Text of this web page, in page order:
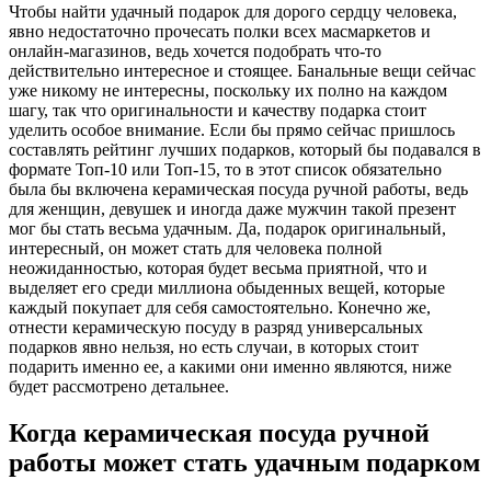
Чтобы найти удачный подарок для дорого сердцу человека,
явно недостаточно прочесать полки всех масмаркетов и
онлайн-магазинов, ведь хочется подобрать что-то
действительно интересное и стоящее. Банальные вещи сейчас
уже никому не интересны, поскольку их полно на каждом
шагу, так что оригинальности и качеству подарка стоит
уделить особое внимание. Если бы прямо сейчас пришлось
составлять рейтинг лучших подарков, который бы подавался в
формате Топ-10 или Топ-15, то в этот список обязательно
была бы включена керамическая посуда ручной работы, ведь
для женщин, девушек и иногда даже мужчин такой презент
мог бы стать весьма удачным. Да, подарок оригинальный,
интересный, он может стать для человека полной
неожиданностью, которая будет весьма приятной, что и
выделяет его среди миллиона обыденных вещей, которые
каждый покупает для себя самостоятельно. Конечно же,
отнести керамическую посуду в разряд универсальных
подарков явно нельзя, но есть случаи, в которых стоит
подарить именно ее, а какими они именно являются, ниже
будет рассмотрено детальнее.
Когда керамическая посуда ручной
работы может стать удачным подарком